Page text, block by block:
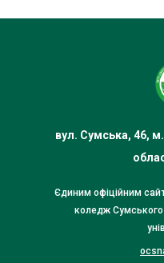
вул. Сумська, 46,
Єдиним офіційним
коледж Сумського